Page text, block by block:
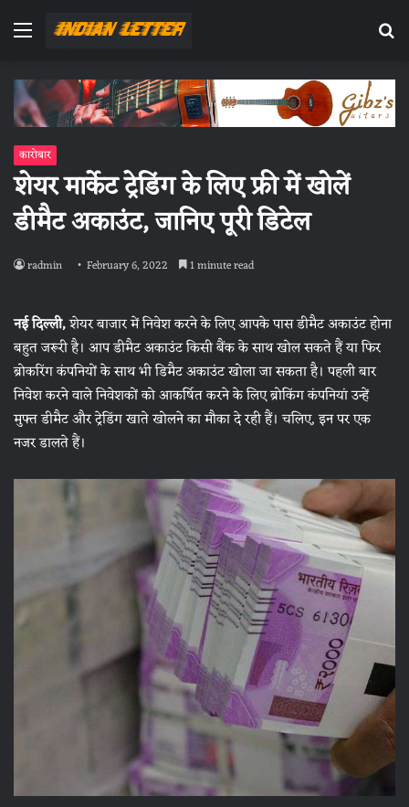
Menu
कारोबार
शेयर मार्केट ट्रेडिंग के लिए फ्री में खोलें
डीमैट अकाउंट, जानिए पूरी डिटेल
radmin February 6, 2022 1 minute read
नई दिल्ली,शेयर बाजार में निवेश करने के लिए आपके पास डीमैट अकाउंट होना
बहुत जरूरी है। आप डीमैट अकाउंट किसी बैंक के साथ खोल सकते हैं या फिर
ब्रोकरिंग कंपनियों के साथ भी डिमैट अकाउंट खोला जा सकता है। पहली बार
निवेश करने वाले निवेशकों को आकर्षित करने के लिए ब्रोकिंग कंपनियां उन्हें
मुफ्त डीमैट और ट्रेडिंग खाते खोलने का मौका दे रही हैं। चलिए, इन पर एक
नजर डालते हैं।